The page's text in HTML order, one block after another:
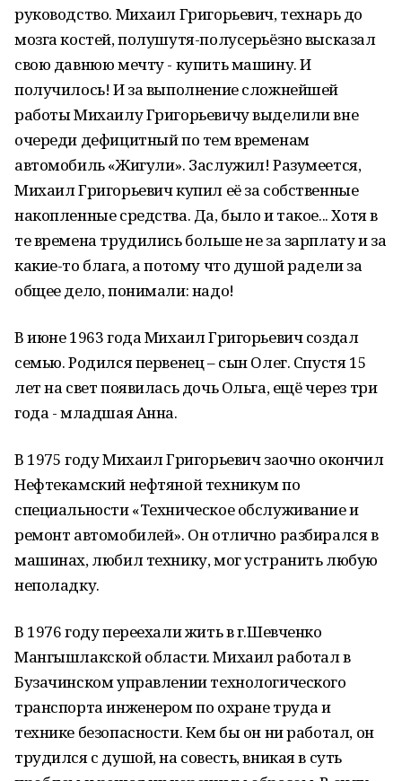
руководство. Михаил Григорьевич, технарь до
мозга костей, полушутя-полусерьёзно высказал
свою давнюю мечту - купить машину. И
получилось! И за выполнение сложнейшей
работы Михаилу Григорьевичу выделили вне
очереди дефицитный по тем временам
автомобиль «Жигули». Заслужил! Разумеется,
Михаил Григорьевич купил её за собственные
накопленные средства. Да, было и такое... Хотя в
те времена трудились больше не за зарплату и за
какие-то блага, а потому что душой радели за
общее дело, понимали: надо!
В июне 1963 года Михаил Григорьевич создал
семью. Родился первенец – сын Олег. Спустя 15
лет на свет появилась дочь Ольга, ещё через три
года - младшая Анна.
В 1975 году Михаил Григорьевич заочно окончил
Нефтекамский нефтяной техникум по
специальности «Техническое обслуживание и
ремонт автомобилей». Он отлично разбирался в
машинах, любил технику, мог устранить любую
неполадку.
В 1976 году переехали жить в г.Шевченко
Мангышлакской области. Михаил работал в
Бузачинском управлении технологического
транспорта инженером по охране труда и
технике безопасности. Кем бы он ни работал, он
трудился с душой, на совесть, вникая в суть